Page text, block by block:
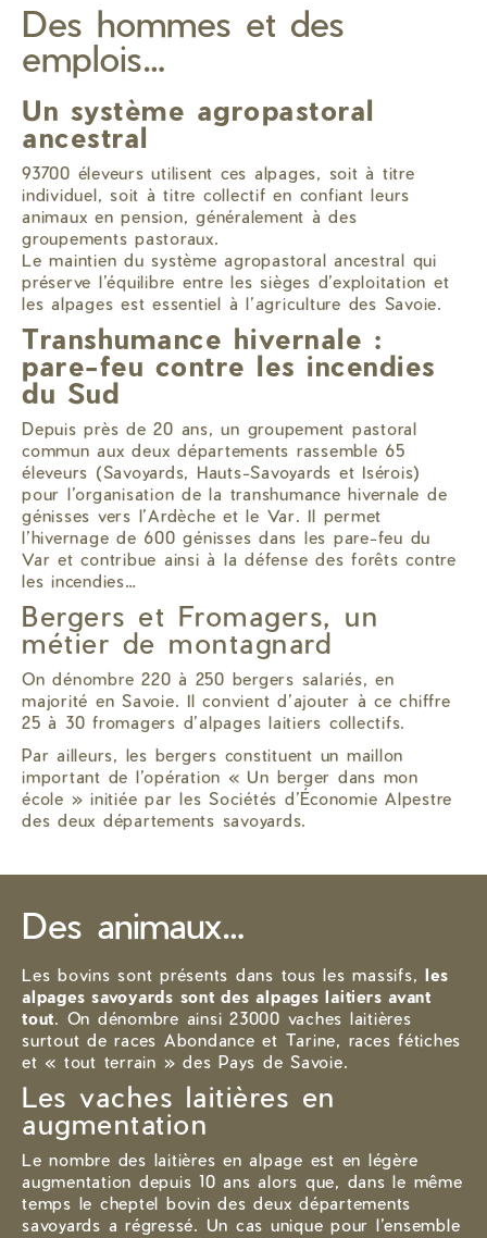
Des hommes et des
emplois…
Un système agropastoral
ancestral
93700 éleveurs utilisent ces alpages, soit à titre
individuel, soit à titre collectif en confiant leurs
animaux en pension, généralement à des
groupements pastoraux.
Le maintien du système agropastoral ancestral qui
préserve l’équilibre entre les sièges d’exploitation et
les alpages est essentiel à l’agriculture des Savoie.
Transhumance hivernale :
pare-feu contre les incendies
du Sud
Depuis près de 20 ans, un groupement pastoral
commun aux deux départements rassemble 65
éleveurs (Savoyards, Hauts-Savoyards et Isérois)
pour l’organisation de la transhumance hivernale de
génisses vers l’Ardèche et le Var. Il permet
l’hivernage de 600 génisses dans les pare-feu du
Var et contribue ainsi à la défense des forêts contre
les incendies…
Bergers et Fromagers, un
métier de montagnard
On dénombre 220 à 250 bergers salariés, en
majorité en Savoie. Il convient d’ajouter à ce chiffre
25 à 30 fromagers d’alpages laitiers collectifs.
Par ailleurs, les bergers constituent un maillon
important de l’opération « Un berger dans mon
école » initiée par les Sociétés d’Économie Alpestre
des deux départements savoyards.
Des animaux…
Les bovins sont présents dans tous les massifs, les
alpages savoyards sont des alpages laitiers avant
tout. On dénombre ainsi 23000 vaches laitières
surtout de races Abondance et Tarine, races fétiches
et « tout terrain » des Pays de Savoie.
Les vaches laitières en
augmentation
Le nombre des laitières en alpage est en légère
augmentation depuis 10 ans alors que, dans le même
temps le cheptel bovin des deux départements
savoyards a régressé. Un cas unique pour l’ensemble